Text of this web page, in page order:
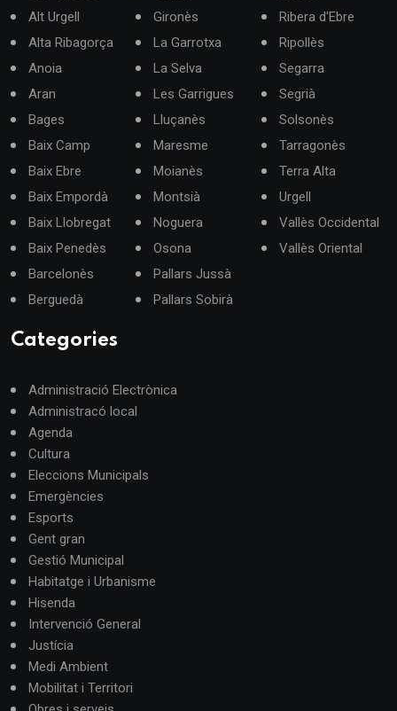
Alt Urgell
Alta Ribagorça
Anoia
Aran
Bages
Baix Camp
Baix Ebre
Baix Empordà
Baix Llobregat
Baix Penedès
Barcelonès
Berguedà
Gironès
La Garrotxa
La Selva
Les Garrigues
Lluçanès
Maresme
Moianès
Montsià
Noguera
Osona
Pallars Jussà
Pallars Sobirà
Ribera d'Ebre
Ripollès
Segarra
Segrià
Solsonès
Tarragonès
Terra Alta
Urgell
Vallès Occidental
Vallès Oriental
Categories
Administració Electrònica
Administracó local
Agenda
Cultura
Eleccions Municipals
Emergències
Esports
Gent gran
Gestió Municipal
Habitatge i Urbanisme
Hisenda
Intervenció General
Justícia
Medi Ambient
Mobilitat i Territori